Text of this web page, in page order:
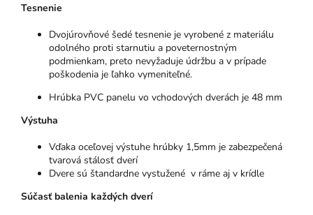
Tesnenie
Dvojúrovňové šedé tesnenie je vyrobené z materiálu
odolného proti starnutiu a poveternostným
podmienkam, preto nevyžaduje údržbu a v prípade
poškodenia je ľahko vymeniteľné.
Hrúbka PVC panelu vo vchodových dverách je 48 mm
Výstuha
Vďaka oceľovej výstuhe hrúbky 1,5mm je zabezpečená
tvarová stálosť dverí
Dvere sú štandardne vystužené v ráme aj v krídle
Súčasť balenia každých dverí